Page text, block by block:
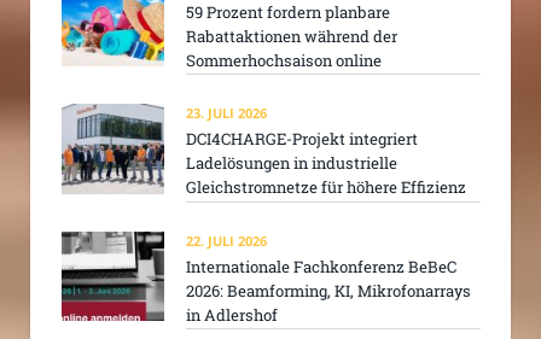
59 Prozent fordern planbare
Rabattaktionen während der
Sommerhochsaison online
23. JULI 2026
DCI4CHARGE-Projekt integriert
Ladelösungen in industrielle
Gleichstromnetze für höhere Effizienz
22. JULI 2026
Internationale Fachkonferenz BeBeC
2026: Beamforming, KI, Mikrofonarrays
in Adlershof